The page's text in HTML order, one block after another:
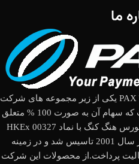
ما
شرکت (PAX Technology Limited (PAX یکی از زیر مجموعه های شرکت
PAX Global Technology Ltd. است که سهام آن به صورت 100 % متعلق
به آن است و از دسامبر 2010 در بورس هنگ کنگ با نماد HKEx 00327
شناخته می شود.شرکت PAX در سال 2001 تاسیس شد و در زمینه
پرداخت.از محصولات این شرکت